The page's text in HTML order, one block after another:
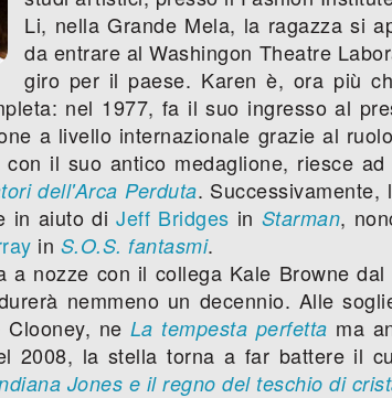
Li, nella Grande Mela, la ragazza si
da entrare al Washingon Theatre
giro per il paese. Karen è, ora più
nel 1977, fa il suo ingresso al
a livello internazionale grazie al
con il suo antico medaglione, riesce
dell'Arca Perduta.
in aiuto diJeff Bridges in Starman,
in S.O.S. fantasmi.
a nozze con il collega Kale Browne
nemmeno un decennio. Alle
ne La tempesta perfetta ma
2008, la stella torna a far battere il
Jones e il regno del teschio di